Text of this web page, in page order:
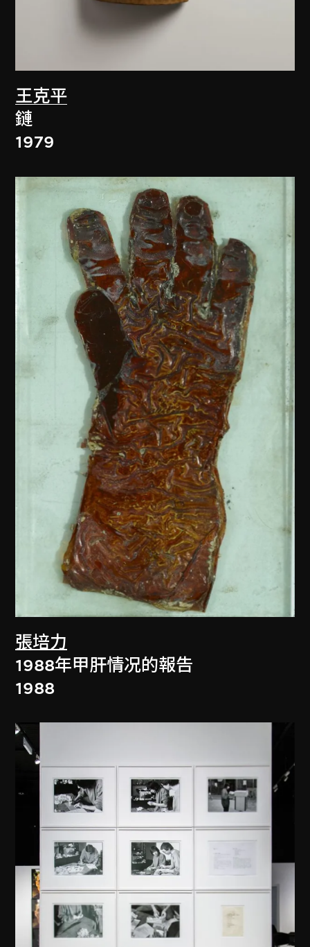
王克平
鏈
1979
張培力
1988年甲肝情况的報告
1988